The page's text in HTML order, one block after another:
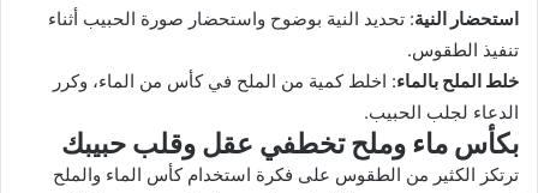
استحضار النية: تحديد النية بوضوح واستحضار صورة الحبيب أثناء
تنفيذ الطقوس.
خلط الملح بالماء: اخلط كمية من الملح في كأس من الماء، وكرر
الدعاء لجلب الحبيب.
بكأس ماء وملح تخطفي عقل وقلب حبيبك
ترتكز الكثير من الطقوس على فكرة استخدام كأس الماء والملح